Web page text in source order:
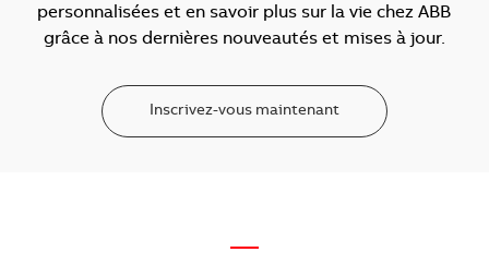
personnalisées et en savoir plus sur la vie chez ABB
grâce à nos dernières nouveautés et mises à jour.
Inscrivez-vous maintenant
—